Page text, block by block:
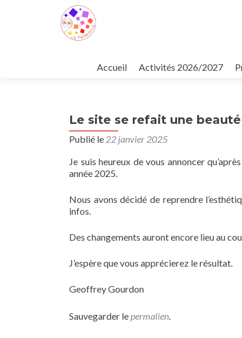
au
Accueil Activités 2026/2027
Le site se refait une beauté
Publié le 22 janvier 2025
Je suis heureux de vous annoncer
année 2025.
Nous avons décidé de reprendre
infos.
Des changements auront encore lieu au
J’espère que vous apprécierez le résultat.
Geoffrey Gourdon
Sauvegarder lepermalien.